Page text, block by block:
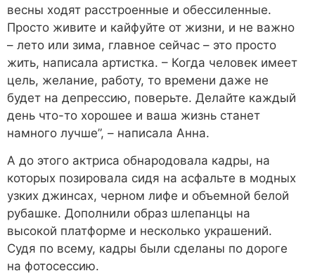
весны ходят расстроенные и обессиленные.
Просто живите и кайфуйте от жизни, и не важно
– лето или зима, главное сейчас – это просто
жить, написала артистка. – Когда человек имеет
цель, желание, работу, то времени даже не
будет на депрессию, поверьте. Делайте каждый
день что-то хорошее и ваша жизнь станет
намного лучше”, – написала Анна.
А до этого актриса обнародовала кадры, на
которых позировала сидя на асфальте в модных
узких джинсах, черном лифе и объемной белой
рубашке. Дополнили образ шлепанцы на
высокой платформе и несколько украшений.
Судя по всему, кадры были сделаны по дороге
на фотосессию.